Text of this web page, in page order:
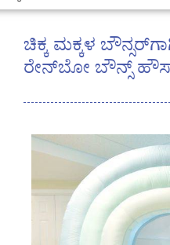
ಚಿಕ್ಕ ಮಕ್ಕಳ
ರೇನ್‌ಬೋ ಬೌನ್ಸ್ ಹೌಸ್